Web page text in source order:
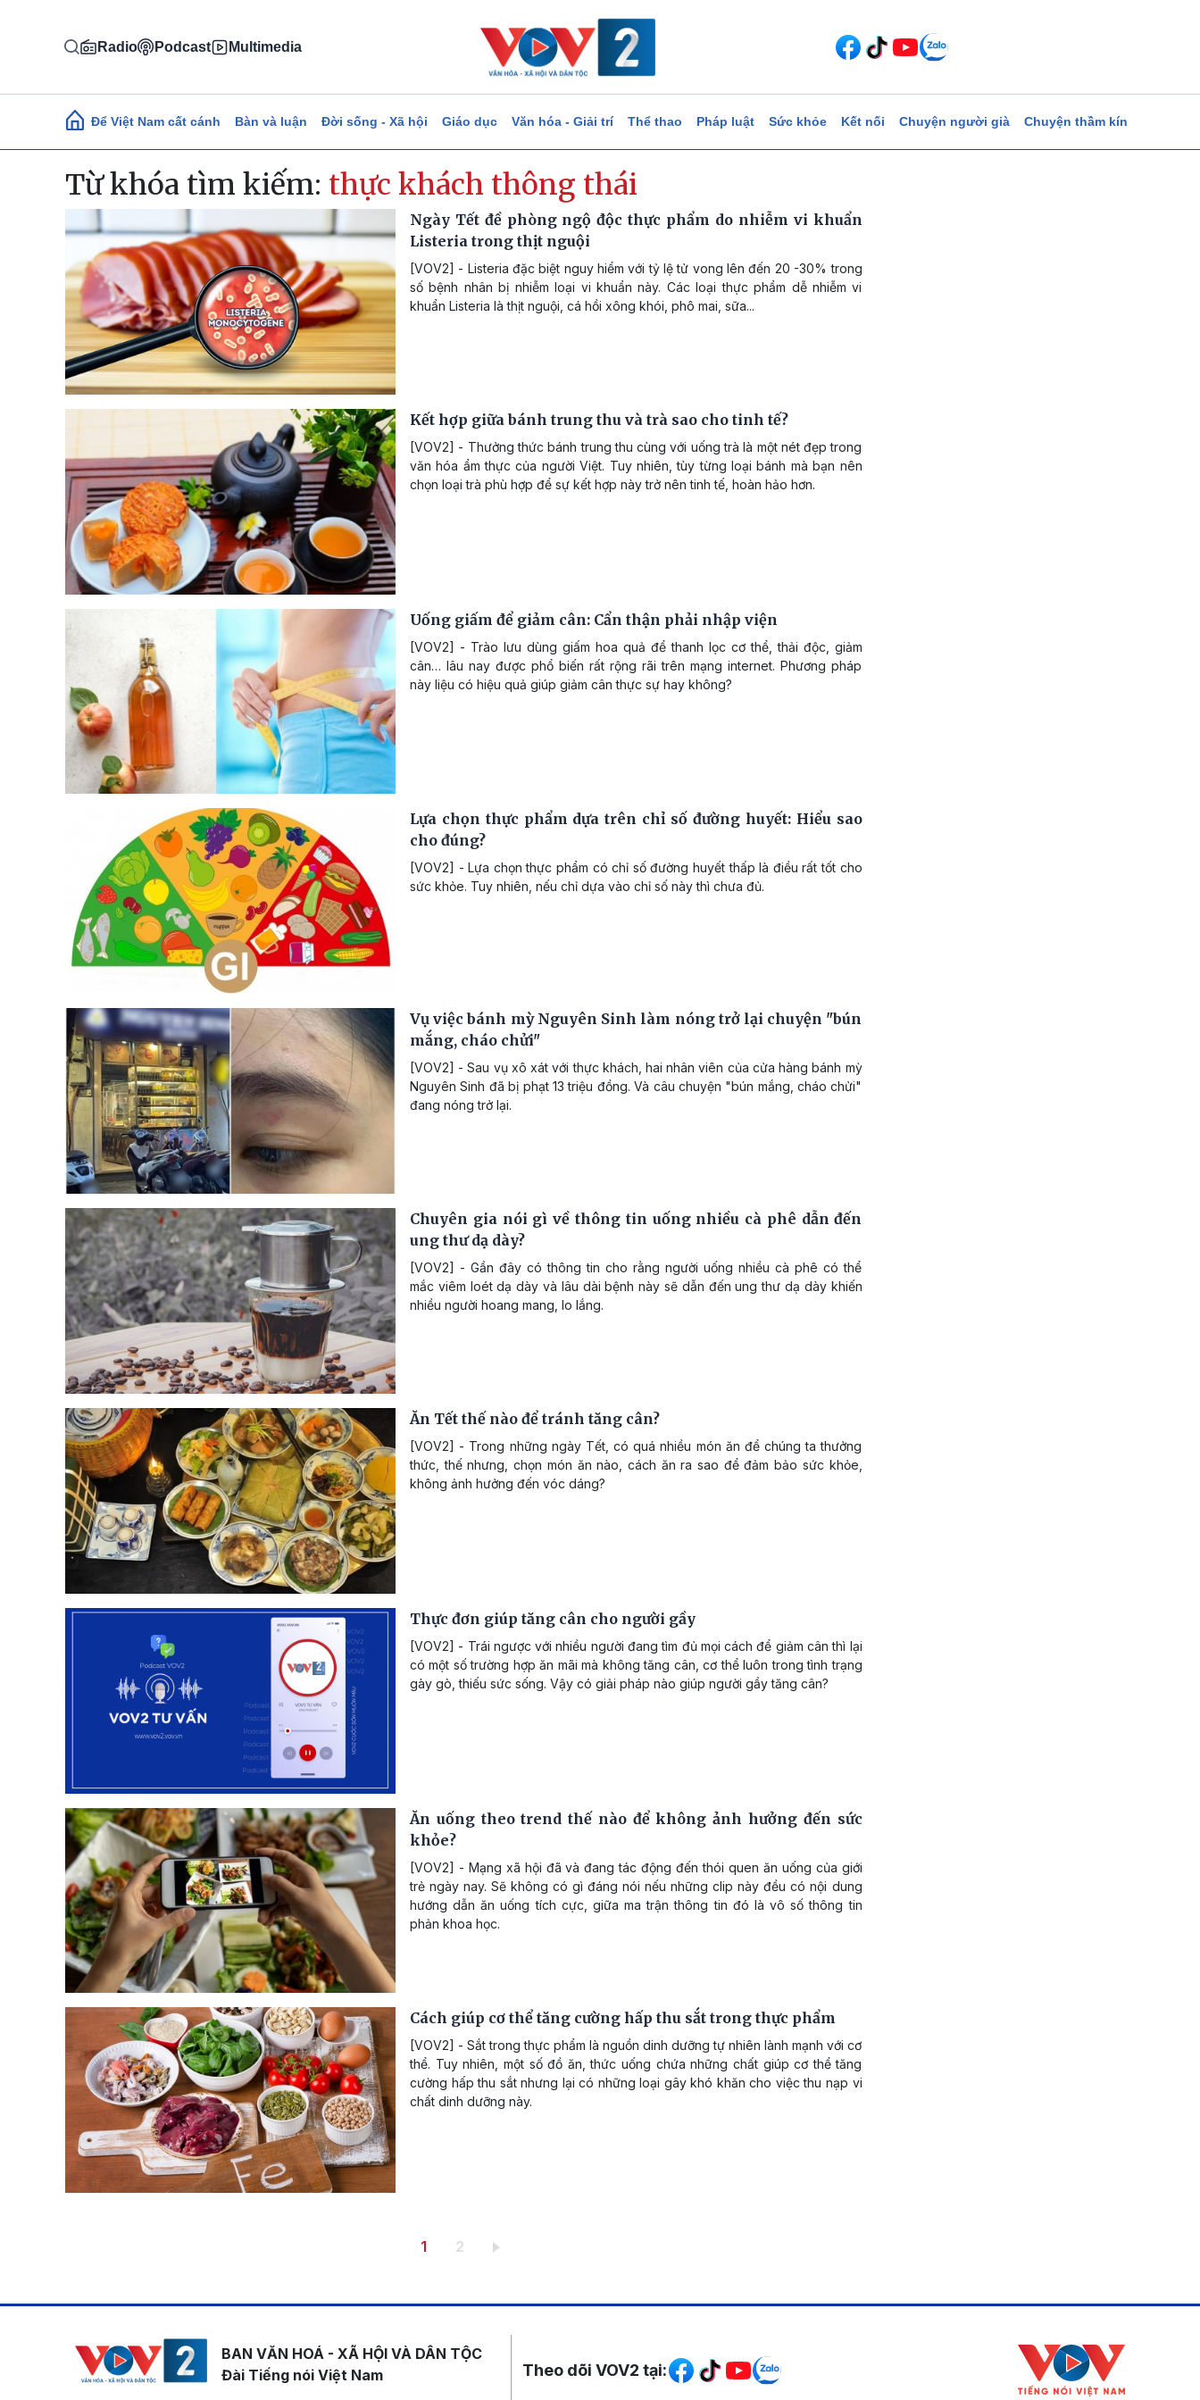
Radio Podcast Multimedia
Main navigation
Để Việt Nam cất cánh Bàn và luận Đời sống - Xã hội Giáo dục Văn hóa - Giải trí Thể thao Pháp luật Sức khỏe Kết nối Chuyện người già Chuyện thầm kín
Từ khóa tìm kiếm: thực khách thông thái
Ngày Tết đề phòng ngộ độc thực phẩm do nhiễm vi khuẩn
Listeria trong thịt nguội
[VOV2] - Listeria đặc biệt nguy hiểm với tỷ lệ tử vong lên đến 20 -30% trong
số bệnh nhân bị nhiễm loại vi khuẩn này. Các loại thực phẩm dễ nhiễm vi
khuẩn Listeria là thịt nguội, cá hồi xông khói, phô mai, sữa...
Kết hợp giữa bánh trung thu và trà sao cho tinh tế?
[VOV2] - Thưởng thức bánh trung thu cùng với uống trà là một nét đẹp trong
văn hóa ẩm thực của người Việt. Tuy nhiên, tùy từng loại bánh mà bạn nên
chọn loại trà phù hợp để sự kết hợp này trở nên tinh tế, hoàn hảo hơn.
Uống giấm để giảm cân: Cẩn thận phải nhập viện
[VOV2] - Trào lưu dùng giấm hoa quả để thanh lọc cơ thể, thải độc, giảm
cân… lâu nay được phổ biến rất rộng rãi trên mạng internet. Phương pháp
này liệu có hiệu quả giúp giảm cân thực sự hay không?
Lựa chọn thực phẩm dựa trên chỉ số đường huyết: Hiểu sao
cho đúng?
[VOV2] - Lựa chọn thực phẩm có chỉ số đường huyết thấp là điều rất tốt cho
sức khỏe. Tuy nhiên, nếu chỉ dựa vào chỉ số này thì chưa đủ.
Vụ việc bánh mỳ Nguyên Sinh làm nóng trở lại chuyện "bún
mắng, cháo chửi"
[VOV2] - Sau vụ xô xát với thực khách, hai nhân viên của cửa hàng bánh mỳ
Nguyên Sinh đã bị phạt 13 triệu đồng. Và câu chuyện "bún mắng, cháo chửi"
đang nóng trở lại.
Chuyên gia nói gì về thông tin uống nhiều cà phê dẫn đến
ung thư dạ dày?
[VOV2] - Gần đây có thông tin cho rằng người uống nhiều cà phê có thể
mắc viêm loét dạ dày và lâu dài bệnh này sẽ dẫn đến ung thư dạ dày khiến
nhiều người hoang mang, lo lắng.
Ăn Tết thế nào để tránh tăng cân?
[VOV2] - Trong những ngày Tết, có quá nhiều món ăn để chúng ta thưởng
thức, thế nhưng, chọn món ăn nào, cách ăn ra sao để đảm bảo sức khỏe,
không ảnh hưởng đến vóc dáng?
Thực đơn giúp tăng cân cho người gầy
[VOV2] - Trái ngược với nhiều người đang tìm đủ mọi cách để giảm cân thì lại
có một số trường hợp ăn mãi mà không tăng cân, cơ thể luôn trong tình trạng
gày gò, thiếu sức sống. Vậy có giải pháp nào giúp người gầy tăng cân?
Ăn uống theo trend thế nào để không ảnh hưởng đến sức
khỏe?
[VOV2] - Mạng xã hội đã và đang tác động đến thói quen ăn uống của giới
trẻ ngày nay. Sẽ không có gì đáng nói nếu những clip này đều có nội dung
hướng dẫn ăn uống tích cực, giữa ma trận thông tin đó là vô số thông tin
phản khoa học.
Cách giúp cơ thể tăng cường hấp thu sắt trong thực phẩm
[VOV2] - Sắt trong thực phẩm là nguồn dinh dưỡng tự nhiên lành mạnh với cơ
thể. Tuy nhiên, một số đồ ăn, thức uống chứa những chất giúp cơ thể tăng
cường hấp thu sắt nhưng lại có những loại gây khó khăn cho việc thu nạp vi
chất dinh dưỡng này.
Trang hiện thời
1 Trang
2
BAN VĂN HOÁ - XÃ HỘI VÀ DÂN TỘC
Đài Tiếng nói Việt Nam
Mạng xã hội
Theo dõi VOV2 tại: